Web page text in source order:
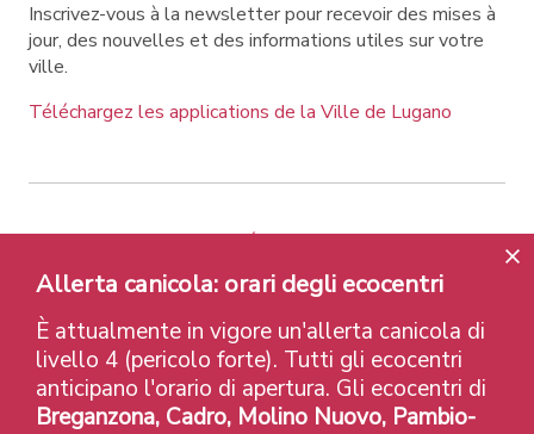
Inscrivez-vous à la newsletter pour recevoir des mises à
jour, des nouvelles et des informations utiles sur votre
ville.
Téléchargez les applications de la Ville de Lugano
Contatti Liens
Avis légal
Politique de confidentialité
Labels et Distinctions
Credits
© 2026 Città di Lugano
Allerta canicola: orari degli ecocentri
È attualmente in vigore un'allerta canicola di
livello 4 (pericolo forte). Tutti gli ecocentri
anticipano l'orario di apertura. Gli ecocentri di
Breganzona, Cadro, Molino Nuovo, Pambio-